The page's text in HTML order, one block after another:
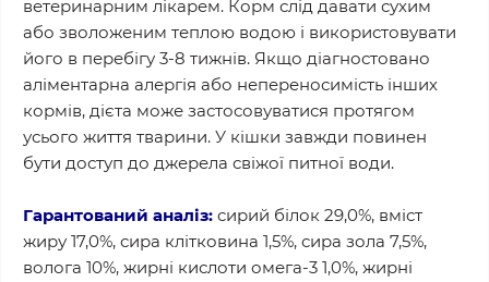
ветеринарним лікарем. Корм слід давати сухим
або зволоженим теплою водою і використовувати
його в перебігу 3-8 тижнів. Якщо діагностовано
аліментарна алергія або непереносимість інших
кормів, дієта може застосовуватися протягом
усього життя тварини. У кішки завжди повинен
бути доступ до джерела свіжої питної води.
Гарантований аналіз: сирий білок 29,0%, вміст
жиру 17,0%, сира клітковина 1,5%, сира зола 7,5%,
волога 10%, жирні кислоти омега-3 1,0%, жирні